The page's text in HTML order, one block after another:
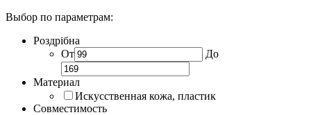
Выбор по параметрам:
Роздрібна
От
До
Материал
Искусственная кожа, пластик
Совместимость